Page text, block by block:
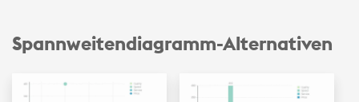
Spannweiten­diagramm-Alternativen